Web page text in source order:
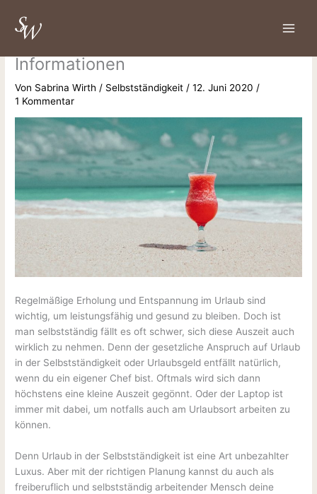
Inhalt
springen
So klappt der Urlaub in der
Selbstständigkeit: Tipps und
Informationen
Von Sabrina Wirth / Selbstständigkeit /12. Juni 2020 /
1 Kommentar
Regelmäßige Erholung und Entspannung im Urlaub sind
wichtig, um leistungsfähig und gesund zu bleiben. Doch ist
man selbstständig fällt es oft schwer, sich diese Auszeit auch
wirklich zu nehmen. Denn der gesetzliche Anspruch auf Urlaub
in der Selbstständigkeit oder Urlaubsgeld entfällt natürlich,
wenn du ein eigener Chef bist. Oftmals wird sich dann
höchstens eine kleine Auszeit gegönnt. Oder der Laptop ist
immer mit dabei, um notfalls auch am Urlaubsort arbeiten zu
können.
Denn Urlaub in der Selbstständigkeit ist eine Art unbezahlter
Luxus. Aber mit der richtigen Planung kannst du auch als
freiberuflich und selbstständig arbeitender Mensch deine
u
e
n